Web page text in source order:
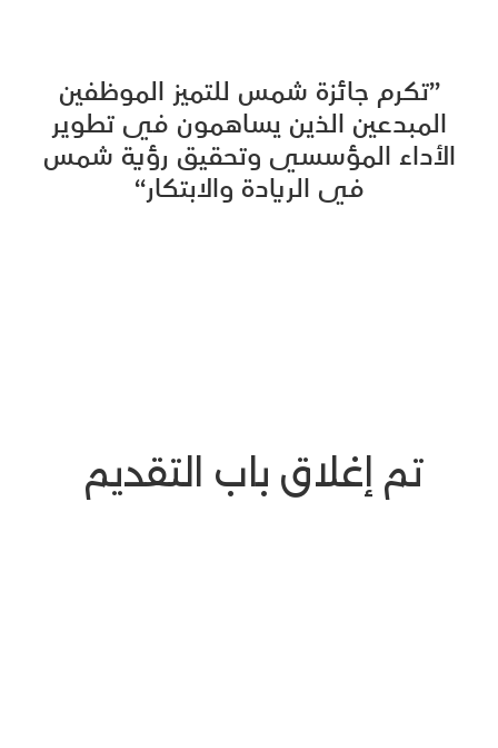
’’تكرم جائزة شمس للتميز الموظفين
المبدعين الذين يساهمون في تطوير
الأداء المؤسسي وتحقيق رؤية شمس
في الريادة والابتكار‘‘
تم إغلاق باب التقديم